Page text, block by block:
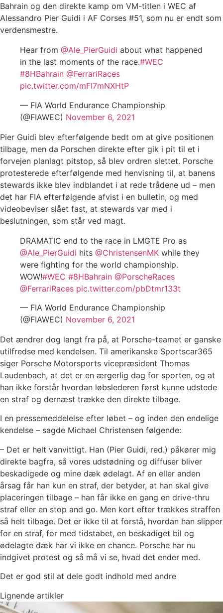
Bahrain og den direkte kamp om VM-titlen i WEC af
Alessandro Pier Guidi i AF Corses #51, som nu er endt som
verdensmestre.
Hear from @Ale_PierGuidi about what happened
in the last moments of the race.#WEC
#8HBahrain @FerrariRaces
pic.twitter.com/mFI7mNXHtP
— FIA World Endurance Championship
(@FIAWEC) November 6, 2021
Pier Guidi blev efterfølgende bedt om at give positionen
tilbage, men da Porschen direkte efter gik i pit til et i
forvejen planlagt pitstop, så blev ordren slettet. Porsche
protesterede efterfølgende med henvisning til, at banens
stewards ikke blev indblandet i at rede trådene ud – men
det har FIA efterfølgende afvist i en bulletin, og med
videobeviser slået fast, at stewards var med i
beslutningen, som står ved magt.
DRAMATIC end to the race in LMGTE Pro as
@Ale_PierGuidi hits @ChristensenMK while they
were fighting for the world championship.
WOW!#WEC #8HBahrain @PorscheRaces
@FerrariRaces pic.twitter.com/pbDtmr133t
— FIA World Endurance Championship
(@FIAWEC) November 6, 2021
Det ændrer dog langt fra på, at Porsche-teamet er ganske
utilfredse med kendelsen. Til amerikanske Sportscar365
siger Porsche Motorsports vicepræsident Thomas
Laudenbach, at det er en ærgerlig dag for sporten, og at
han ikke forstår hvordan løbslederen først kunne udstede
en straf og dernæst trække den direkte tilbage.
I en pressemeddelelse efter løbet – og inden den endelige
kendelse – sagde Michael Christensen følgende:
– Det er helt vanvittigt. Han (Pier Guidi, red.) påkører mig
direkte bagfra, så vores udstødning og diffuser bliver
beskadigede og mine dæk ødelagt. Af en eller anden
årsag får han kun en straf, der betyder, at han skal give
placeringen tilbage – han får ikke en gang en drive-thru
straf eller en stop and go. Men kort efter trækkes straffen
så helt tilbage. Det er ikke til at forstå, hvordan han slipper
for en straf, for med tidstabet, en beskadiget bil og
ødelagte dæk har vi ikke en chance. Porsche har nu
indgivet protest og så må vi se, hvad det ender med.
Det er god stil at dele godt indhold med andre
Lignende artikler